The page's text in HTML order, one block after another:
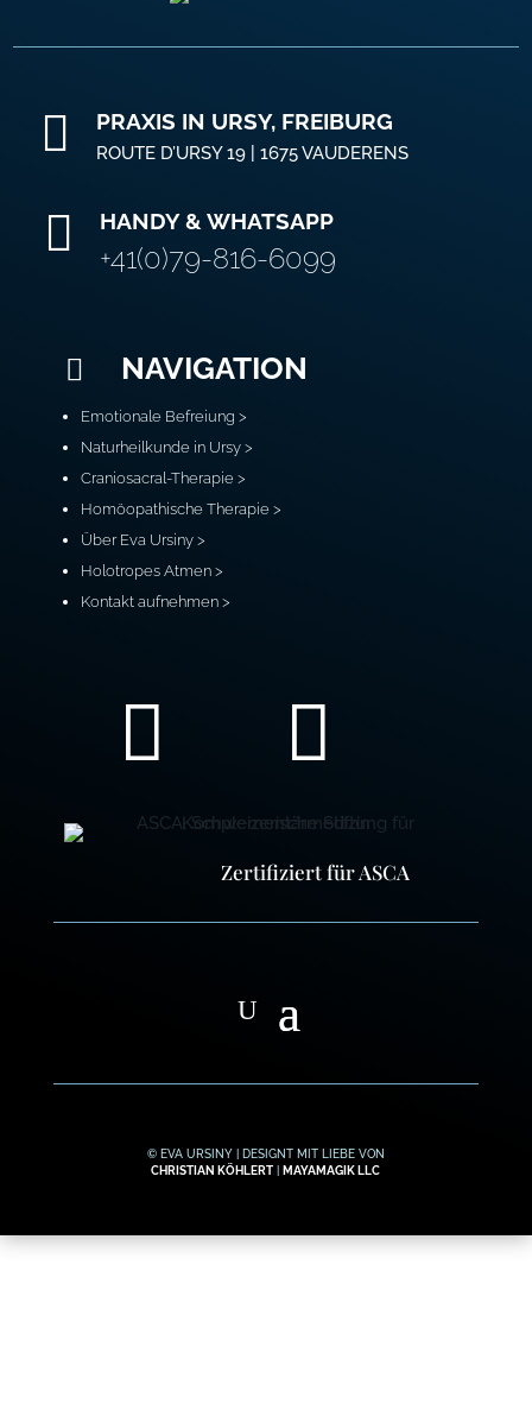
 PRAXIS IN URSY, FREIBURG
ROUTE D’URSY 19 | 1675 VAUDERENS
 HANDY & WHATSAPP
+41(0)79-816-6099
 NAVIGATION
Emotionale Befreiung >
Naturheilkunde in Ursy >
Craniosacral-Therapie >
Homöopathische Therapie >
Über Eva Ursiny >
Holotropes Atmen >
Kontakt aufnehmen >
Zertifiziert für ASCA
© EVA URSINY | DESIGNT MIT LIEBE VON
CHRISTIAN KÖHLERT
MAYAMAGIK LLC